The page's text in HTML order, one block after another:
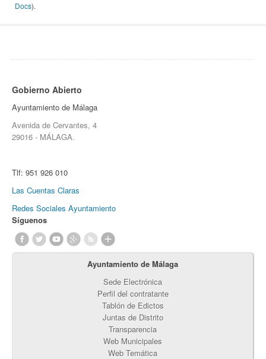
Docs).
Gobierno Abierto
Ayuntamiento de Málaga
Avenida de Cervantes, 4
29016 - MÁLAGA.
Tlf: 951 926 010
Las Cuentas Claras
Redes Sociales Ayuntamiento
Síguenos
Ayuntamiento de Málaga
Sede Electrónica
Perfil del contratante
Tablón de Edictos
Juntas de Distrito
Transparencia
Web Municipales
Web Temática